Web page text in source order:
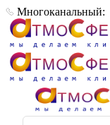
Многоканальный: